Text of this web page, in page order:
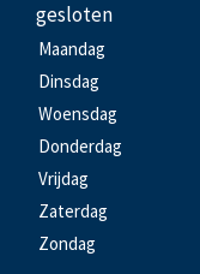
gesloten
Maandag
Dinsdag
Woensdag
Donderdag
Vrijdag
Zaterdag
Zondag